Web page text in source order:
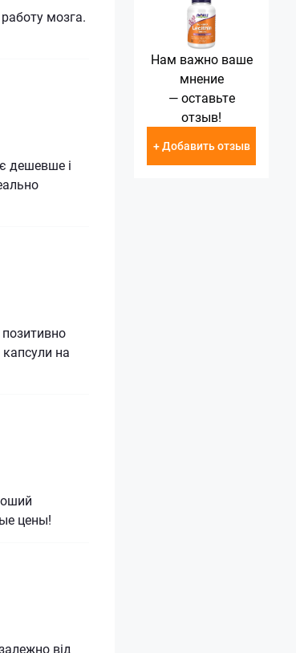
Нам важно ваше
мнение
— оставьте
отзыв!
+ Добавить отзыв
мозга.
дешевше і
на
цены!
від